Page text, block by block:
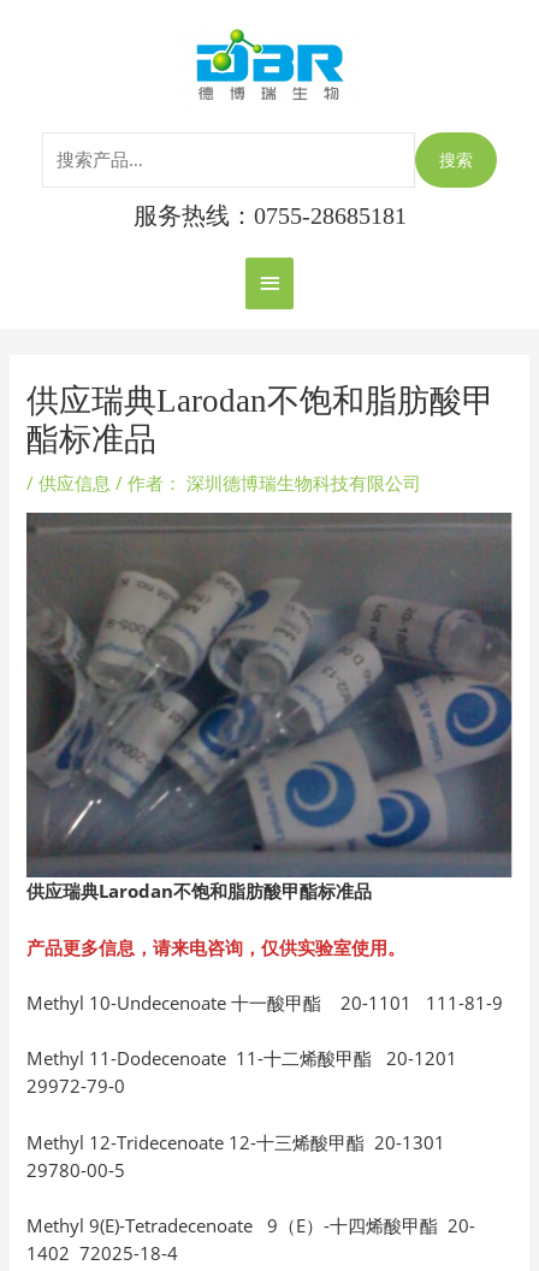
主
菜
单
搜索
服务热线：0755-28685181
供应瑞典Larodan不饱和脂肪酸甲
酯标准品
/供应信息 / 作者： 深圳德博瑞生物科技有限公司
供应瑞典Larodan不饱和脂肪酸甲酯标准品
产品更多信息，请来电咨询，仅供实验室使用。
Methyl 10-Undecenoate 十一酸甲酯 20-1101 111-81-9
Methyl 11-Dodecenoate 11-十二烯酸甲酯 20-1201
29972-79-0
Methyl 12-Tridecenoate 12-十三烯酸甲酯 20-1301
29780-00-5
Methyl 9(E)-Tetradecenoate 9（E）-十四烯酸甲酯 20-
1402 72025-18-4